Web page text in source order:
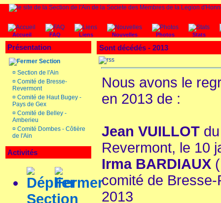
Accueil FAQ Liens Nouvelles Photos Stats
Présentation
Section
¤ Section de l'Ain
¤ Comité de Bresse-
Revermont
¤ Comité de Haut Bugey -
Pays de Gex
¤ Comité de Belley -
Amberieu
¤ Comité Dombes - Côtière
de l'Ain
Activités
Section
Sont décédés - 2013
Nous avons le
en 2013 de :
Jean VUILLOT
Revermont, le 10
Irma BARDIAUX
comité de
2013